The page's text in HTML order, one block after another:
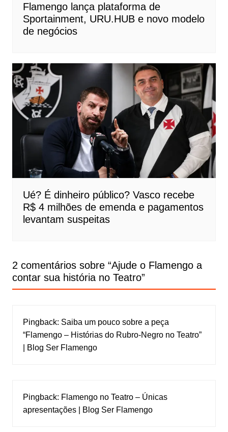
Flamengo lança plataforma de
Sportainment, URU.HUB e novo modelo
de negócios
Ué? É dinheiro público? Vasco recebe
R$ 4 milhões de emenda e pagamentos
levantam suspeitas
2 comentários sobre “Ajude o Flamengo a
contar sua história no Teatro”
Pingback: Saiba um pouco sobre a peça
“Flamengo – Histórias do Rubro-Negro no Teatro”
| Blog Ser Flamengo
Pingback: Flamengo no Teatro – Únicas
apresentações | Blog Ser Flamengo